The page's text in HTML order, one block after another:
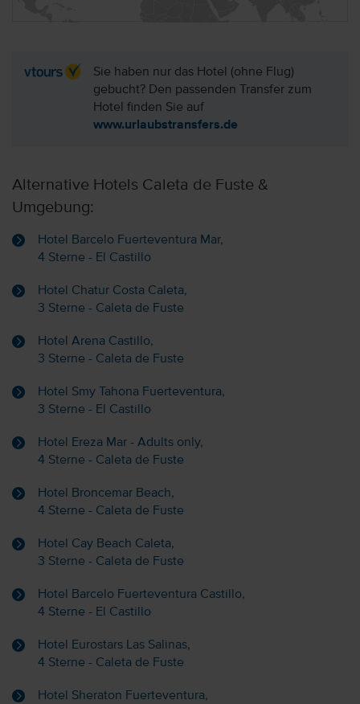
Sie haben nur das Hotel (ohne Flug)
gebucht? Den passenden Transfer zum
Hotel finden Sie auf
www.urlaubstransfers.de
Alternative Hotels Caleta de Fuste &
Umgebung:
Hotel Barcelo Fuerteventura Mar,
4 Sterne - El Castillo
Hotel Chatur Costa Caleta,
3 Sterne - Caleta de Fuste
Hotel Arena Castillo,
3 Sterne - Caleta de Fuste
Hotel Smy Tahona Fuerteventura,
3 Sterne - El Castillo
Hotel Ereza Mar - Adults only,
4 Sterne - Caleta de Fuste
Hotel Broncemar Beach,
4 Sterne - Caleta de Fuste
Hotel Cay Beach Caleta,
3 Sterne - Caleta de Fuste
Hotel Barcelo Fuerteventura Castillo,
4 Sterne - El Castillo
Hotel Eurostars Las Salinas,
4 Sterne - Caleta de Fuste
Hotel Sheraton Fuerteventura,